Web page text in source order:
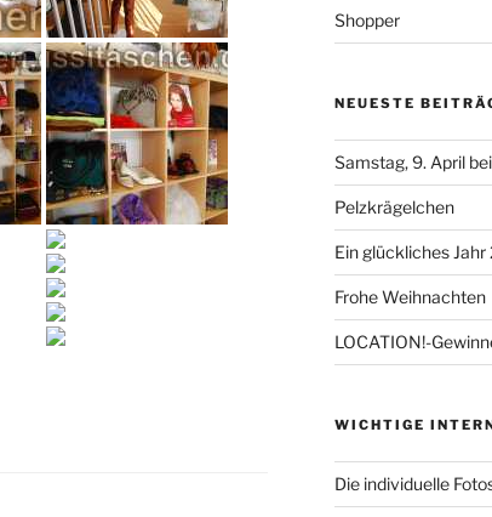
Shopper
NEUESTE
Samstag, 9. April
Pelzkrägelchen
Ein glückliches Jahr
Frohe Weihnachten
LOCATION!-
WICHTIGE
Die individuelle